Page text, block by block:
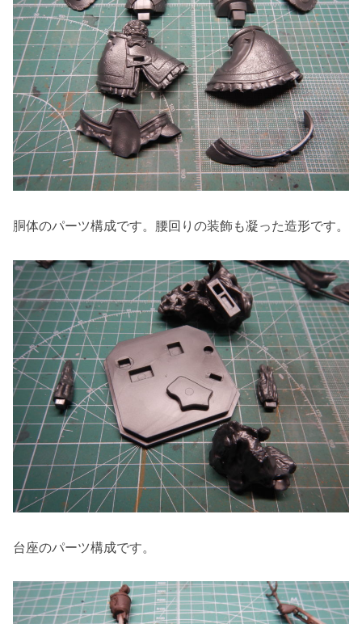
胴体のパーツ構成です。腰回りの装飾も凝った造形です。
台座のパーツ構成です。